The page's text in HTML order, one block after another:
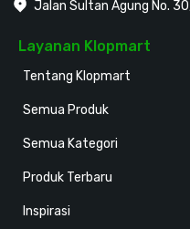
Jalan Sultan Agung No.
Layanan Klopmart
Tentang Klopmart
Semua Produk
Semua Kategori
Produk Terbaru
Inspirasi